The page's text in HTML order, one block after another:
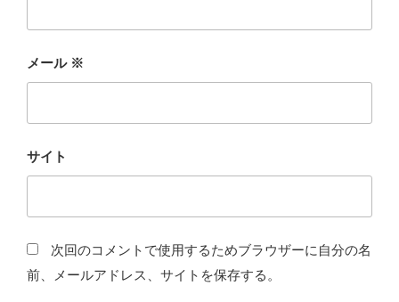
メール ※
サイト
次回のコメントで使用するためブラウザーに自分の名
前、メールアドレス、サイトを保存する。